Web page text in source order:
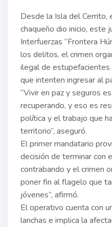
Desde la Isla del Cerrito,
chaqueño dio inicio, este
Interfuerzas “Frontera
los delitos, el crimen
ilegal de
que intenten ingresar al
“Vivir en paz y seguros
recuperando, y eso es
política y el trabajo que
territorio”, aseguró.
El primer mandatario
decisión de terminar con
contrabando y el crimen
poner fin al flagelo que
jóvenes”, afirmó.
El operativo cuenta con
lanchas e implica la